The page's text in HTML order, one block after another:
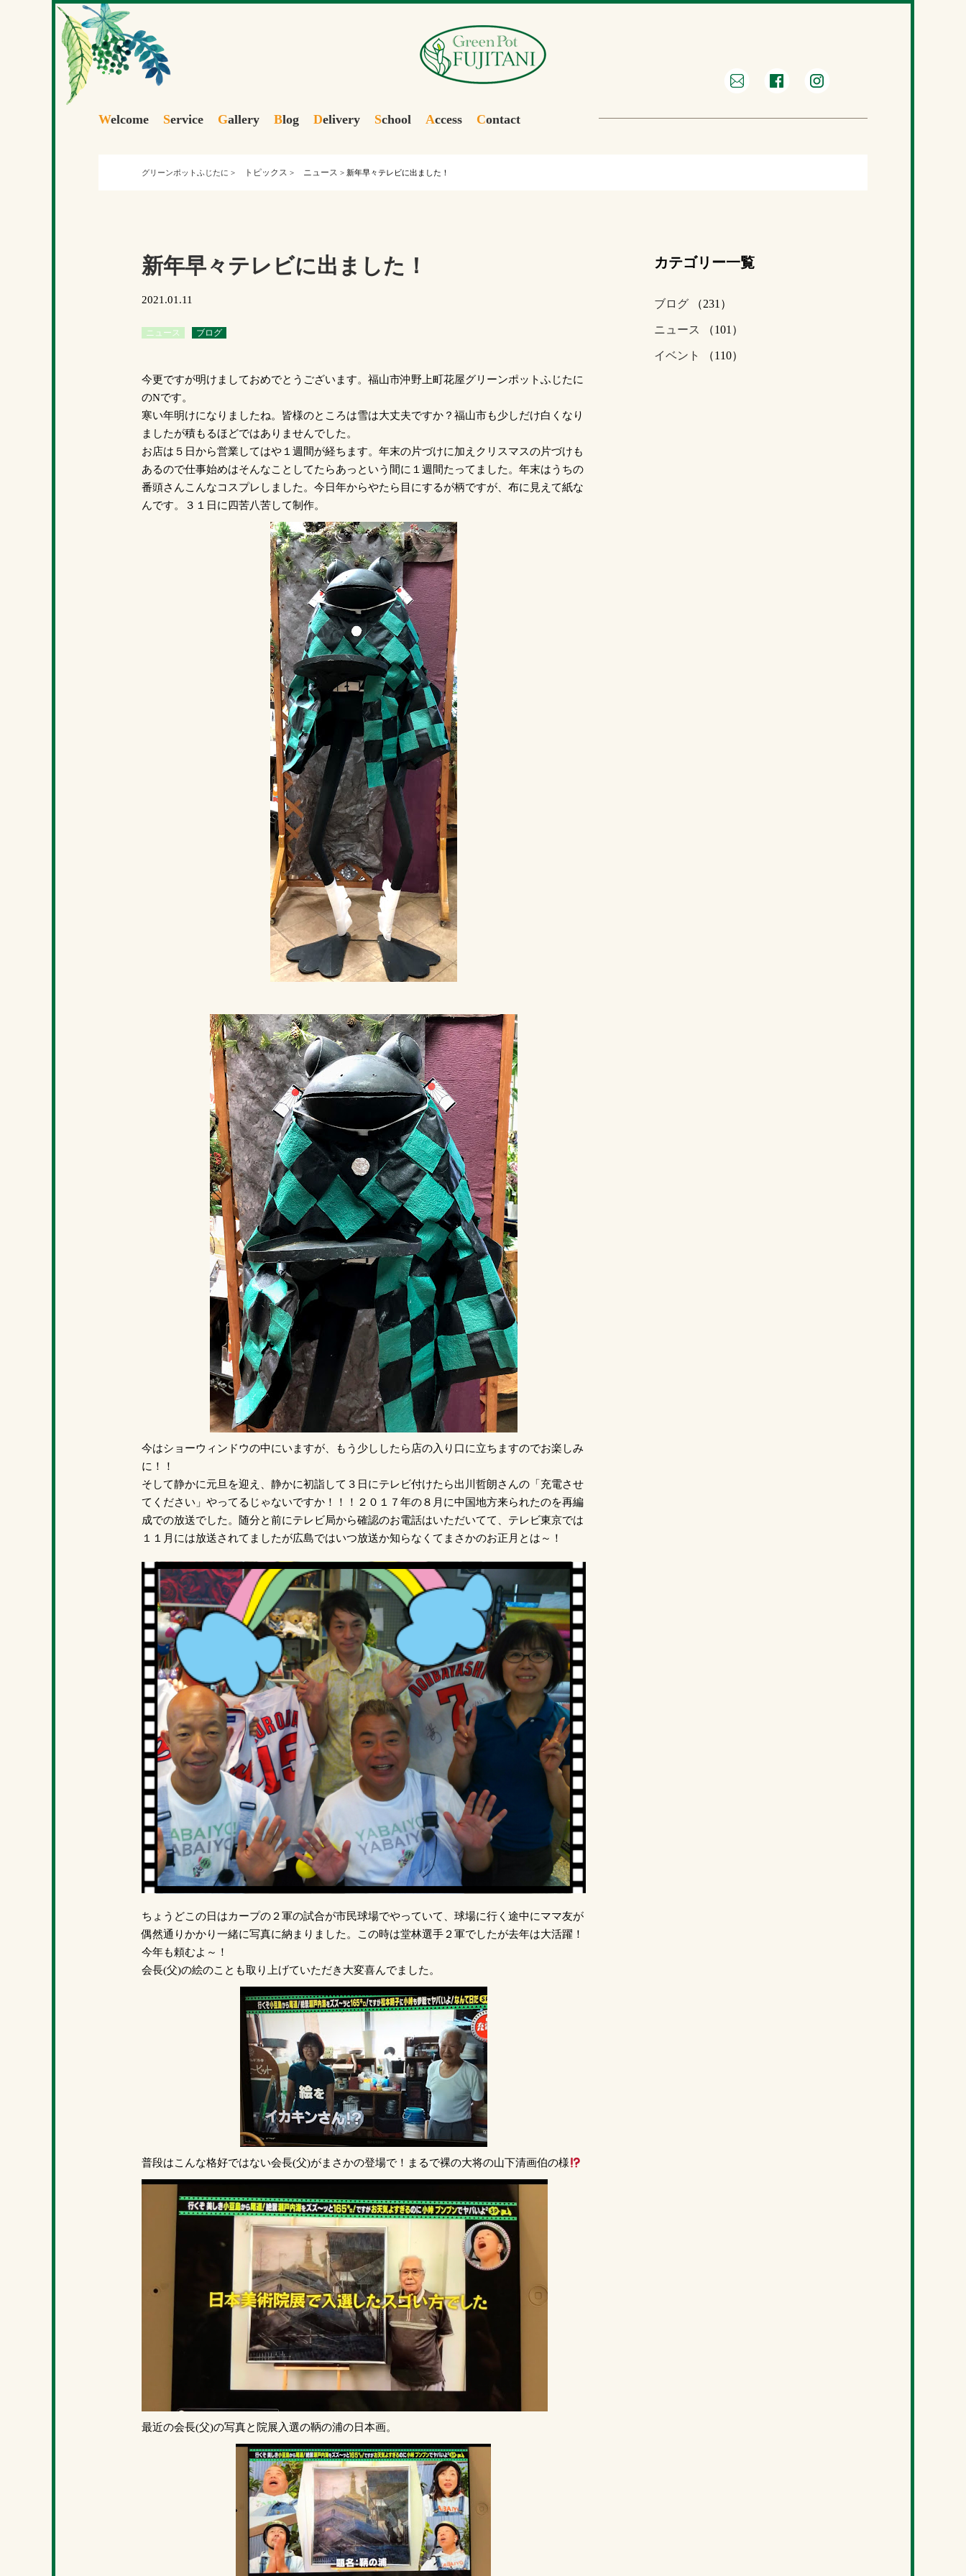
Welcome Service Gallery Blog Delivery School Access Contact
グリーンポットふじたに > トピックス > ニュース > 新年早々テレビに出ました！
新年早々テレビに出ました！
2021.01.11
ニュース ブログ
今更ですが明けましておめでとうございます。福山市沖野上町花屋グリーンポットふじたに
のNです。
寒い年明けになりましたね。皆様のところは雪は大丈夫ですか？福山市も少しだけ白くなり
ましたが積もるほどではありませんでした。
お店は５日から営業してはや１週間が経ちます。年末の片づけに加えクリスマスの片づけも
あるので仕事始めはそんなことしてたらあっという間に１週間たってました。年末はうちの
番頭さんこんなコスプレしました。今日年からやたら目にするが柄ですが、布に見えて紙な
んです。３１日に四苦八苦して制作。
今はショーウィンドウの中にいますが、もう少ししたら店の入り口に立ちますのでお楽しみ
に！！
そして静かに元旦を迎え、静かに初詣して３日にテレビ付けたら出川哲朗さんの「充電させ
てください」やってるじゃないですか！！！２０１７年の８月に中国地方来られたのを再編
成での放送でした。随分と前にテレビ局から確認のお電話はいただいてて、テレビ東京では
１１月には放送されてましたが広島ではいつ放送か知らなくてまさかのお正月とは～！
ちょうどこの日はカープの２軍の試合が市民球場でやっていて、球場に行く途中にママ友が
偶然通りかかり一緒に写真に納まりました。この時は堂林選手２軍でしたが去年は大活躍！
今年も頼むよ～！
会長(父)の絵のことも取り上げていただき大変喜んでました。
普段はこんな格好ではない会長(父)がまさかの登場で！まるで裸の大将の山下清画伯の様
最近の会長(父)の写真と院展入選の鞆の浦の日本画。
カテゴリー一覧
ブログ（231）
ニュース （101）
イベント （110）